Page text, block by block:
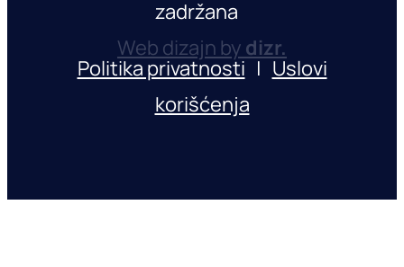
zadržana
Web dizajn bydizr.
Politika privatnosti|Uslovi
korišćenja